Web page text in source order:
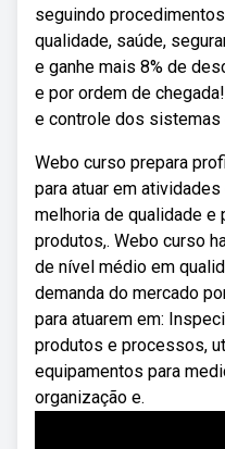
seguindo
qualidade, saúde,
e ganhe mais 8% de
e por ordem de
e controle dos sistemas
Webo curso prepara
para atuar em
melhoria de qualidade e
produtos,. Webo curso
de nível médio em
demanda do mercado
para atuarem em:
produtos e processos,
equipamentos para
organização e.